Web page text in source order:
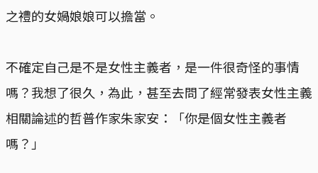
之禮的女媧娘娘可以擔當。
不確定自己是不是女性主義者，是一件很奇怪的事情
嗎？我想了很久，為此，甚至去問了經常發表女性主義
相關論述的哲普作家朱家安：「你是個女性主義者
嗎？」